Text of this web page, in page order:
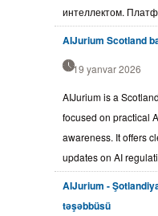
интеллектом.
AIJurium Scotland
19 yanvar 2026
AIJurium is a
focused on practical
awareness. It offers
updates on AI
AIJurium -
təşəbbüsü